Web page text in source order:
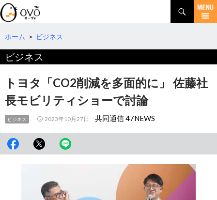
検
索
コ
テ
へ
ホーム > ビジネス
ビジネス
トヨタ「CO2削減を多面的に」 佐藤社
長モビリティショーで討論
ビジネス 2023年10月27日 共同通信 47NEWS